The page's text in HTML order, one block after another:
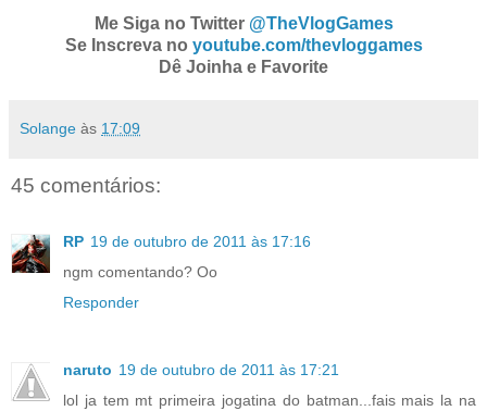
Me Siga no Twitter @TheVlogGames
Se Inscreva no youtube.com/thevloggames
Dê Joinha e Favorite
Solange às 17:09
45 comentários:
RP 19 de outubro de 2011 às 17:16
ngm comentando? Oo
Responder
naruto 19 de outubro de 2011 às 17:21
lol ja tem mt primeira jogatina do batman...fais mais la na